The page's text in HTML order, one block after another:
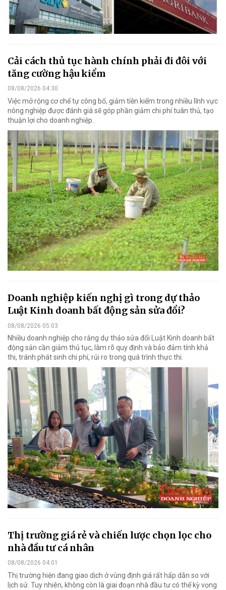
Cải cách thủ tục hành chính phải đi đôi với
tăng cường hậu kiểm
08/08/2026 04:30
Việc mở rộng cơ chế tự công bố, giảm tiền kiểm trong nhiều lĩnh vực
nông nghiệp được đánh giá sẽ góp phần giảm chi phí tuân thủ, tạo
thuận lợi cho doanh nghiệp.
Doanh nghiệp kiến nghị gì trong dự thảo
Luật Kinh doanh bất động sản sửa đổi?
08/08/2026 05:03
Nhiều doanh nghiệp cho rằng dự thảo sửa đổi Luật Kinh doanh bất
động sản cần giảm thủ tục, làm rõ quy định và bảo đảm tính khả
thi, tránh phát sinh chi phí, rủi ro trong quá trình thực thi.
Thị trường giá rẻ và chiến lược chọn lọc cho
nhà đầu tư cá nhân
08/08/2026 04:01
Thị trường hiện đang giao dịch ở vùng định giá rất hấp dẫn so với
lịch sử. Tuy nhiên, không còn là giai đoạn nhà đầu tư có thể kỳ vọng